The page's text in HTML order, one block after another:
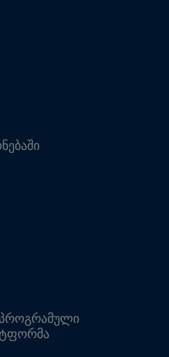
პროგრამული